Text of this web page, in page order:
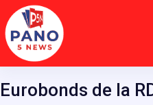
Passer
au
contenu
Eurobonds de la